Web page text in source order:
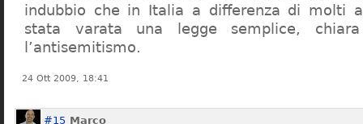
indubbio che in Italia a differenza di molti
stata varata una legge semplice,
l’antisemitismo.
24 Ott 2009, 18:41
#15 Marco